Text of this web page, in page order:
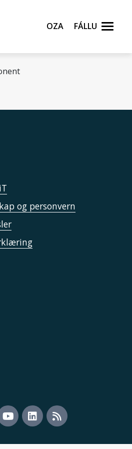
Oza
Fállu
og personvern